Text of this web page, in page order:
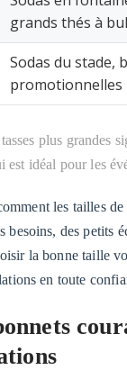
grands thés à
Sodas du stade,
promotionnelles
plus grandes
est idéal pour les
les tailles
besoins, des petits
la bonne taille
en toute